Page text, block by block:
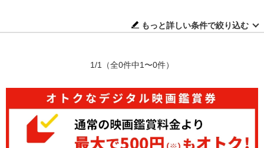
もっと詳しい条件で絞り込む
1/1 （全0件中1〜0件）